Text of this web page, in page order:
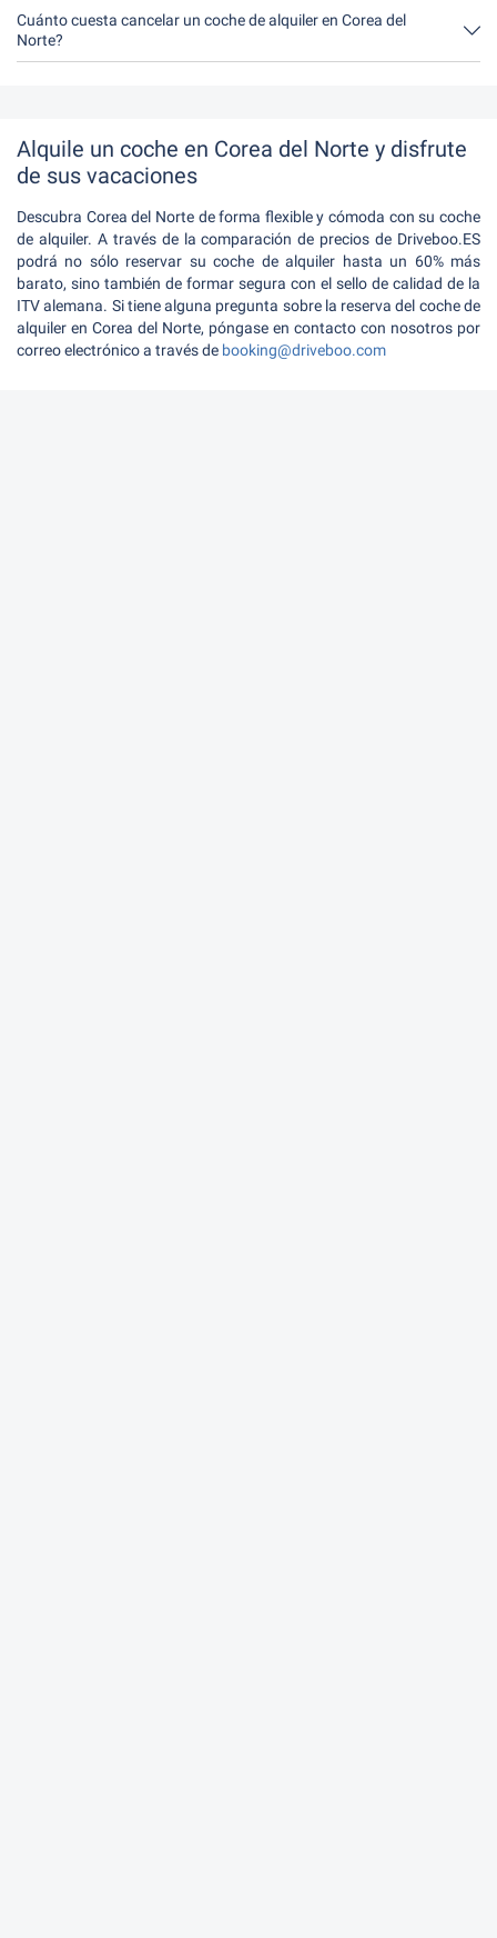
Alquile un coche en Corea del Norte y disfrute
de sus vacaciones
Descubra Corea del Norte de forma flexible y cómoda con su coche
de alquiler. A través de la comparación de precios de Driveboo.ES
podrá no sólo reservar su coche de alquiler hasta un 60% más
barato, sino también de formar segura con el sello de calidad de la
ITV alemana. Si tiene alguna pregunta sobre la reserva del coche de
alquiler en Corea del Norte, póngase en contacto con nosotros por
correo electrónico a través de booking@driveboo.com
Cuánto cuesta cancelar un coche de alquiler en Corea del
Norte?
Hasta 24 horas antes del alquiler, la cancelación durante el